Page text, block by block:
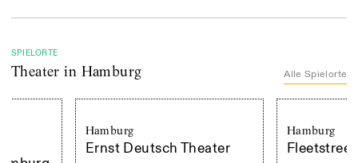
SPIELORTE
Theaterin Hamburg Alle Spielorte
Hamburg
Ernst Deutsch Theater
Hamburg
Fleetstreet Theater